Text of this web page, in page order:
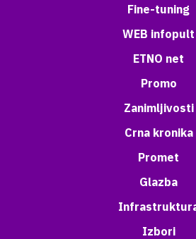
Fine-tuning
WEB infopult
ETNO net
Promo
Zanimljivosti
Crna kronika
Promet
Glazba
Izbori